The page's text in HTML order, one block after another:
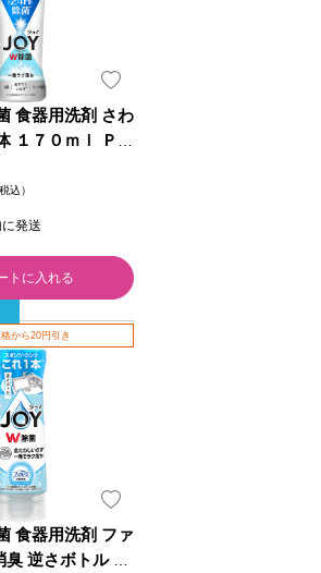
食器用洗剤 さわ
１７０ｍｌ Ｐ＆
込）
発送
トに入れる
から20円引き
食器用洗剤 ファ
逆さボトル フ